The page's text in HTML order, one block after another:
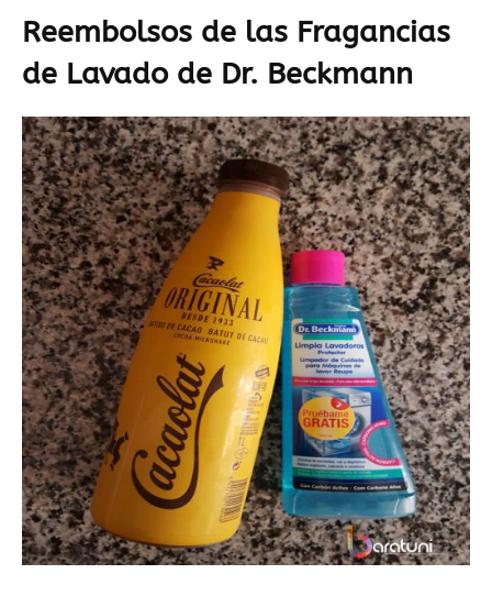
Reembolsos de las Fragancias
de Lavado de Dr. Beckmann